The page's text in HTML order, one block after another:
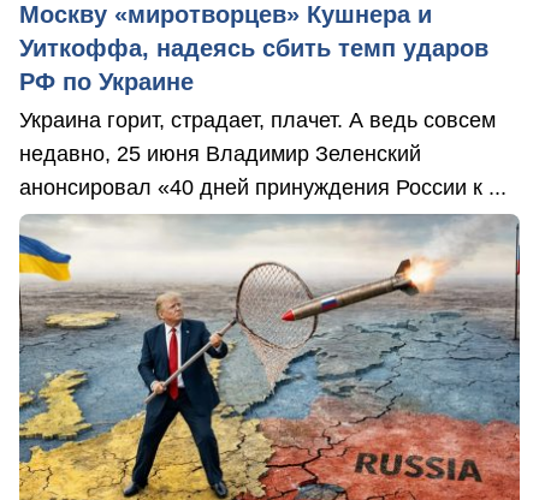
Москву «миротворцев» Кушнера и
Уиткоффа, надеясь сбить темп ударов
РФ по Украине
Украина горит, страдает, плачет. А ведь совсем
недавно, 25 июня Владимир Зеленский
анонсировал «40 дней принуждения России к ...